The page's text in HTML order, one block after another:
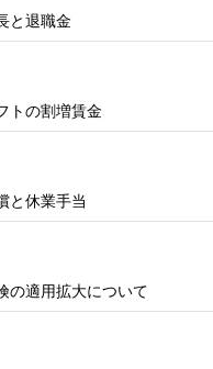
と退職金
トの割増賃金
と休業手当
の適用拡大について